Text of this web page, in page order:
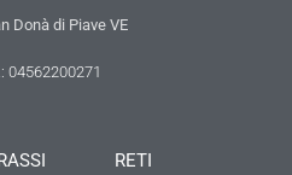
Donà di Piave VE
04562200271
RETI